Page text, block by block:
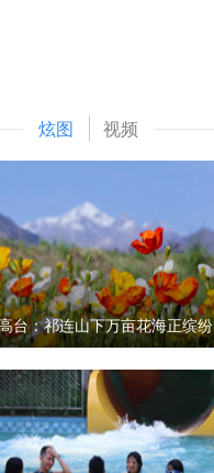
炫图 视频
台：祁连山下万亩花海正缤纷